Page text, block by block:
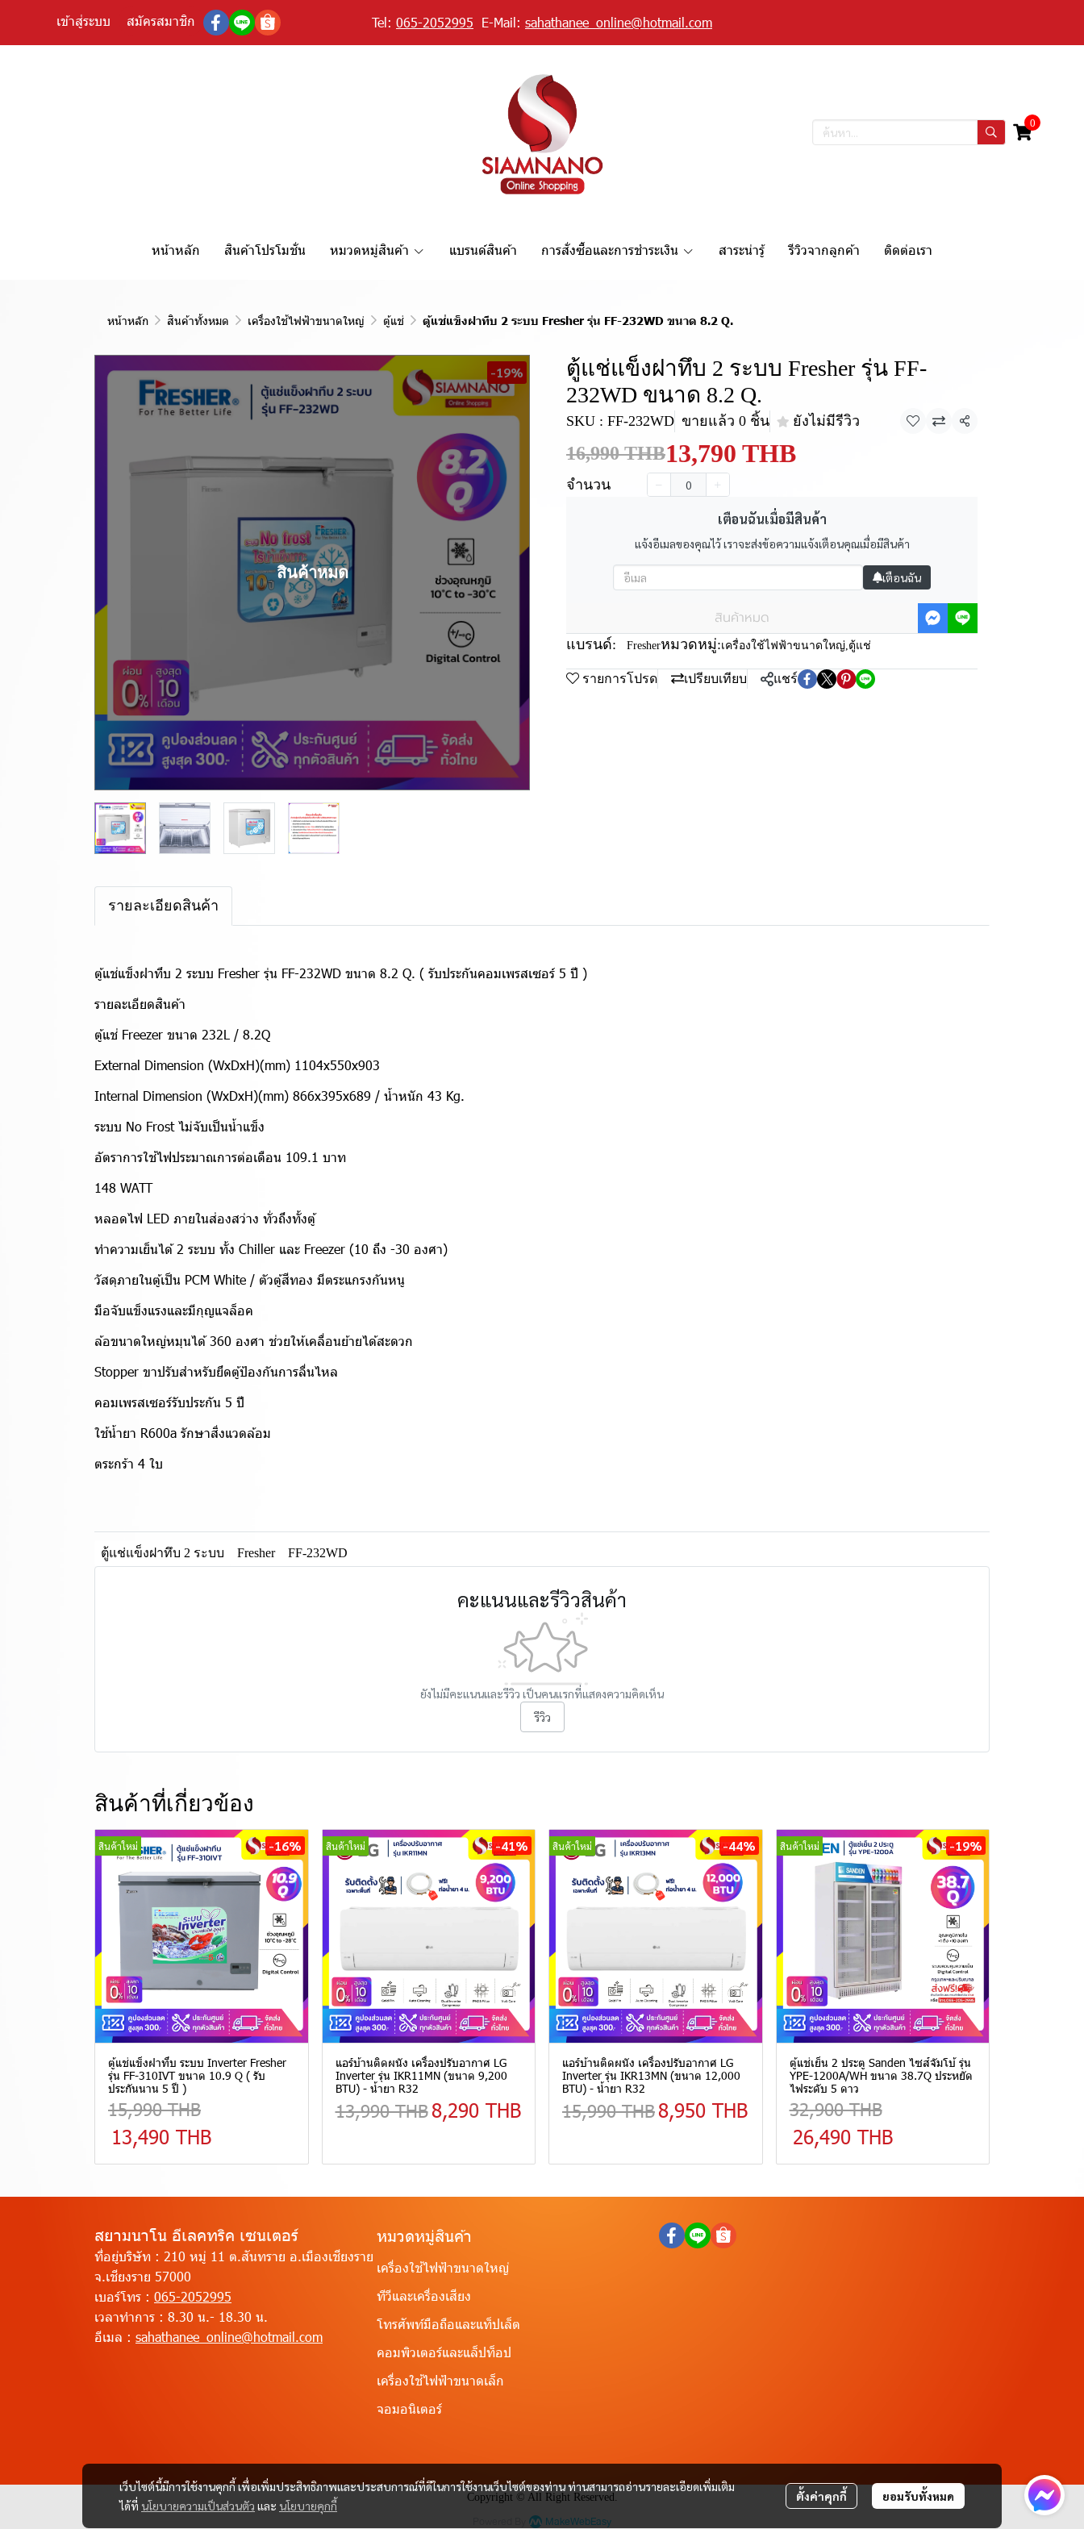
เข้าสู่ระบบ สมัครสมาชิก Tel: 065-2052995 E-Mail: sahathanee_online@hotmail.com
0
หน้าหลัก สินค้าโปรโมชั่น หมวดหมู่สินค้า แบรนด์สินค้า การสั่งซื้อและการชำระเงิน สาระน่ารู้ รีวิวจากลูกค้า ติดต่อเรา
หน้าหลัก สินค้าทั้งหมด เครื่องใช้ไฟฟ้าขนาดใหญ่ ตู้แช่ ตู้แช่แข็งฝาทึบ 2 ระบบ Fresher รุ่น FF-232WD ขนาด 8.2 Q.
-19%
สินค้าหมด
ตู้แช่แข็งฝาทึบ 2 ระบบ Fresher รุ่น FF-
232WD ขนาด 8.2 Q.
SKU : FF-232WD ขายแล้ว 0 ชิ้น ยังไม่มีรีวิว แชร์
16,990 THB13,790 THB
จำนวน
เตือนฉันเมื่อมีสินค้า
แจ้งอีเมลของคุณไว้ เราจะส่งข้อความแจ้งเตือนคุณเมื่อมีสินค้า
เตือนฉัน
สินค้าหมด
แบรนด์: Fresherหมวดหมู่:เครื่องใช้ไฟฟ้าขนาดใหญ่,ตู้แช่
รายการโปรด เปรียบเทียบ แชร์
รายละเอียดสินค้า
ตู้แช่แข็งฝาทึบ 2 ระบบ Fresher รุ่น FF-232WD ขนาด 8.2 Q. ( รับประกันคอมเพรสเซอร์ 5 ปี )
รายละเอียดสินค้า
ตู้แช่ Freezer ขนาด 232L / 8.2Q
External Dimension (WxDxH)(mm) 1104x550x903
Internal Dimension (WxDxH)(mm) 866x395x689 / น้ำหนัก 43 Kg.
ระบบ No Frost ไม่จับเป็นน้ำแข็ง
อัตราการใช้ไฟประมาณการต่อเดือน 109.1 บาท
148 WATT
หลอดไฟ LED ภายในส่องสว่าง ทั่วถึงทั้งตู้
ทำความเย็นได้ 2 ระบบ ทั้ง Chiller และ Freezer (10 ถึง -30 องศา)
วัสดุภายในตู้เป็น PCM White / ตัวตู้สีทอง มีตระแกรงกันหนู
มือจับแข็งแรงและมีกุญแจล็อค
ล้อขนาดใหญ่หมุนได้ 360 องศา ช่วยให้เคลื่อนย้ายได้สะดวก
Stopper ขาปรับสำหรับยึดตู้ป้องกันการลื่นไหล
คอมเพรสเซอร์รับประกัน 5 ปี
ใช้น้ำยา R600a รักษาสิ่งแวดล้อม
ตระกร้า 4 ใบ
ตู้แช่แข็งฝาทึบ 2 ระบบ Fresher FF-232WD
คะแนนและรีวิวสินค้า
ยังไม่มีคะแนนและรีวิว เป็นคนแรกที่แสดงความคิดเห็น
รีวิว
สินค้าที่เกี่ยวข้อง
สินค้าใหม่ -16%
ตู้แช่แข็งฝาทึบ ระบบ Inverter Fresher
รุ่น FF-310IVT ขนาด 10.9 Q ( รับ
ประกันนาน 5 ปี )
15,990 THB
13,490 THB
สินค้าใหม่ -41%
แอร์บ้านติดผนัง เครื่องปรับอากาศ LG
Inverter รุ่น IKR11MN (ขนาด 9,200
BTU) - น้ำยา R32
13,990 THB 8,290 THB
สินค้าใหม่ -44%
แอร์บ้านติดผนัง เครื่องปรับอากาศ LG
Inverter รุ่น IKR13MN (ขนาด 12,000
BTU) - น้ำยา R32
15,990 THB8,950 THB
สินค้าใหม่ -19%
ตู้แช่เย็น 2 ประตู Sanden ไซส์จัมโบ้ รุ่น
YPE-1200A/WH ขนาด 38.7Q ประหยัด
ไฟระดับ 5 ดาว
32,900 THB
26,490 THB
เว็บไซต์นี้มีการใช้งานคุกกี้ เพื่อเพิ่มประสิทธิภาพและประสบการณ์ที่ดีในการใช้งานเว็บไซต์ของท่าน ท่านสามารถอ่านรายละเอียดเพิ่มเติม
ได้ที่ นโยบายความเป็นส่วนตัว และ นโยบายคุกกี้
ตั้งค่าคุกกี้ ยอมรับทั้งหมด
สยามนาโน อีเลคทริค เซนเตอร์
ที่อยู่บริษัท : 210 หมู่ 11 ต.สันทราย อ.เมืองเชียงราย
จ.เชียงราย 57000
เบอร์โทร : 065-2052995
เวลาทำการ : 8.30 น.- 18.30 น.
อีเมล : sahathanee_online@hotmail.com
หมวดหมู่สินค้า
เครื่องใช้ไฟฟ้าขนาดใหญ่
ทีวีและเครื่องเสียง
โทรศัพท์มือถือและแท็ปเล็ต
คอมพิวเตอร์และแล็ปท็อป
เครื่องใช้ไฟฟ้าขนาดเล็ก
จอมอนิเตอร์
Copyright © All Right Reserved.
MakeWebEasy